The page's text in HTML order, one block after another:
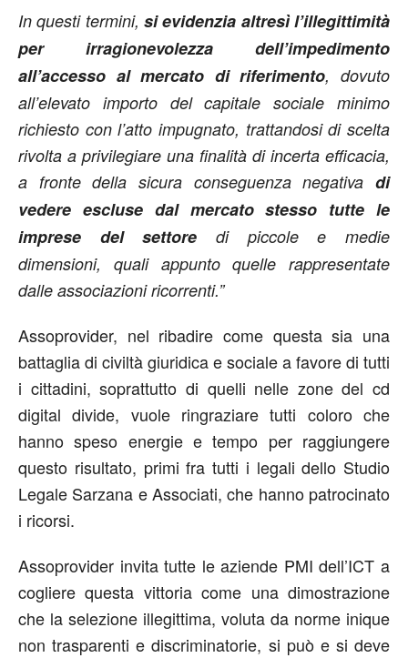
In questi termini, si evidenzia altresì l’illegittimità
per irragionevolezza dell’impedimento
all’accesso al mercato di riferimento, dovuto
all’elevato importo del capitale sociale minimo
richiesto con l’atto impugnato, trattandosi di scelta
rivolta a privilegiare una finalità di incerta efficacia,
a fronte della sicura conseguenza negativa di
vedere escluse dal mercato stesso tutte le
imprese del settore di piccole e medie
dimensioni, quali appunto quelle rappresentate
dalle associazioni ricorrenti.”
Assoprovider, nel ribadire come questa sia una
battaglia di civiltà giuridica e sociale a favore di tutti
i cittadini, soprattutto di quelli nelle zone del cd
digital divide, vuole ringraziare tutti coloro che
hanno speso energie e tempo per raggiungere
questo risultato, primi fra tutti i legali dello Studio
Legale Sarzana e Associati, che hanno patrocinato
i ricorsi.
Assoprovider invita tutte le aziende PMI dell’ICT a
cogliere questa vittoria come una dimostrazione
che la selezione illegittima, voluta da norme inique
non trasparenti e discriminatorie, si può e si deve